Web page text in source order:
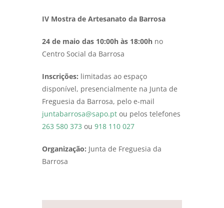
IV Mostra de Artesanato da Barrosa
24 de maio das 10:00h às 18:00h no
Centro Social da Barrosa
Inscrições: limitadas ao espaço
disponível, presencialmente na Junta de
Freguesia da Barrosa, pelo e-mail
juntabarrosa@sapo.pt ou pelos telefones
263 580 373 ou 918 110 027
Organização: Junta de Freguesia da
Barrosa